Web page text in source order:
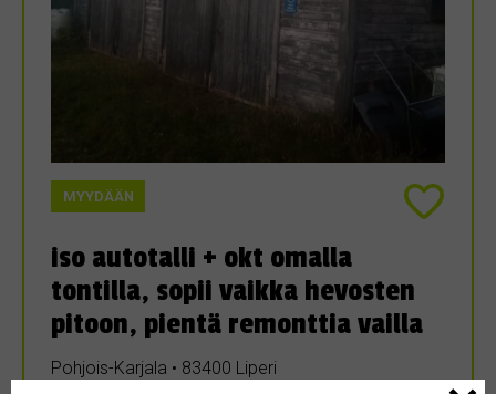
MYYDÄÄN
iso autotalli + okt omalla
tontilla, sopii vaikka hevosten
pitoon, pientä remonttia vailla
Pohjois-Karjala • 83400 Liperi